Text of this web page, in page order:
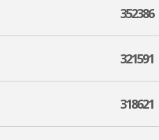
352386
321591
318621